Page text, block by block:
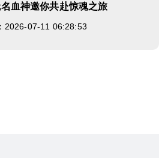
血神邀你共赴惊魂之旅
2026-07-11 06:28:53